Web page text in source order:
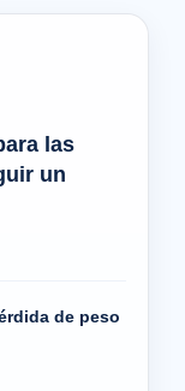
las
un
de peso